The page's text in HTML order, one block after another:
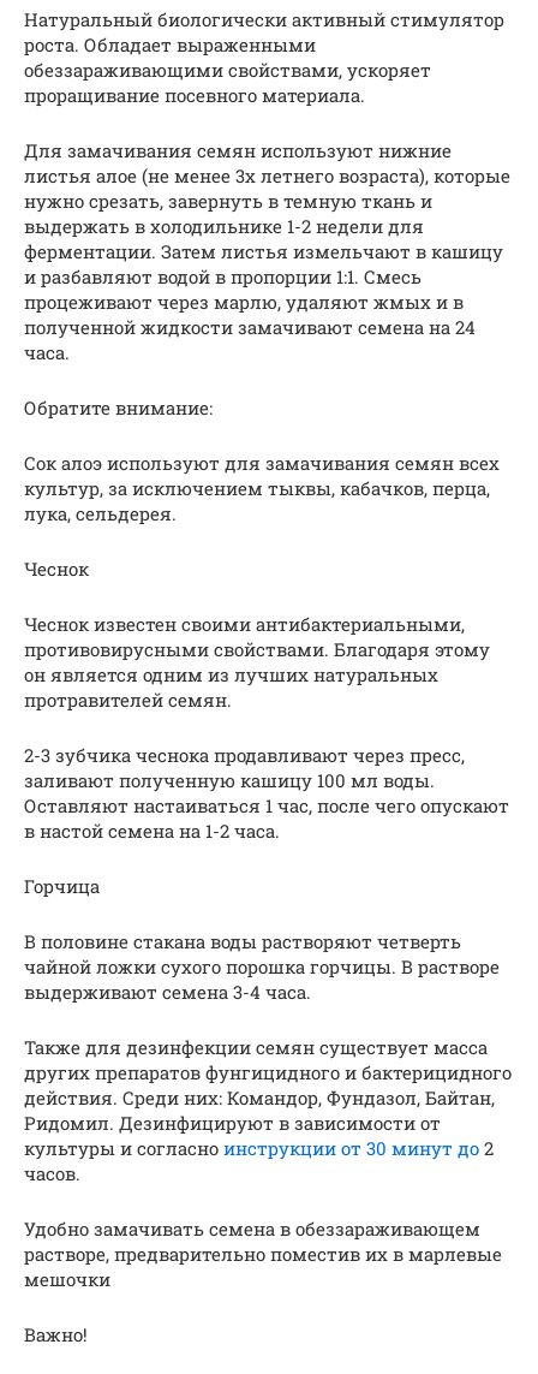
Натуральный биологически активный стимулятор
роста. Обладает выраженными
обеззараживающими свойствами, ускоряет
проращивание посевного материала.
Для замачивания семян используют нижние
листья алое (не менее 3х летнего возраста), которые
нужно срезать, завернуть в темную ткань и
выдержать в холодильнике 1-2 недели для
ферментации. Затем листья измельчают в кашицу
и разбавляют водой в пропорции 1:1. Смесь
процеживают через марлю, удаляют жмых и в
полученной жидкости замачивают семена на 24
часа.
Обратите внимание:
Сок алоэ используют для замачивания семян всех
культур, за исключением тыквы, кабачков, перца,
лука, сельдерея.
Чеснок
Чеснок известен своими антибактериальными,
противовирусными свойствами. Благодаря этому
он является одним из лучших натуральных
протравителей семян.
2-3 зубчика чеснока продавливают через пресс,
заливают полученную кашицу 100 мл воды.
Оставляют настаиваться 1 час, после чего опускают
в настой семена на 1-2 часа.
Горчица
В половине стакана воды растворяют четверть
чайной ложки сухого порошка горчицы. В растворе
выдерживают семена 3-4 часа.
Также для дезинфекции семян существует масса
других препаратов фунгицидного и бактерицидного
действия. Среди них: Командор, Фундазол, Байтан,
Ридомил. Дезинфицируют в зависимости от
культуры и согласно инструкции от 30 минут до 2
часов.
Удобно замачивать семена в обеззараживающем
растворе, предварительно поместив их в марлевые
мешочки
Важно!